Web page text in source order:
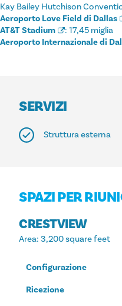
Kay Bailey Hutchison
Aeroporto Love Field di Dallas
AT&T Stadium
: 17,45 miglia
Aeroporto Internazionale di
SERVIZI
Struttura esterna
SPAZI PER
CRESTVIEW
Area: 3,200 square feet
Configurazione
Ricezione